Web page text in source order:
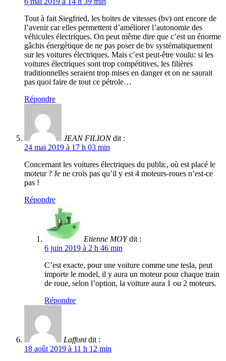
Tout à fait Siegfried, les boites de vitesses (bv) ont encore de
l’avenir car elles permettent d’améliorer l’autonomie des
véhicules électriques. On peut même dire que c’est un énorme
gâchis énergétique de ne pas poser de bv systématiquement
sur les voitures électriques. Mais c’est peut-être voulu: si les
voitures électriques sont trop compétitives, les filières
traditionnelles seraient trop mises en danger et on ne saurait
pas quoi faire de tout ce pétrole…
Répondre
JEAN FILION dit :
24 mai 2019 à 17 h 03 min
Concernant les voitures électriques du public, où est placé le
moteur ? Je ne crois pas qu’il y est 4 moteurs-roues n’est-ce
pas !
Répondre
Etienne MOY dit :
6 juin 2019 à 2 h 46 min
C’est exacte, pour une voiture comme une tesla, peut
importe le model, il y aura un moteur pour chaque train
de roue, selon l’option, la voiture aura 1 ou 2 moteurs.
Répondre
Laffont dit :
18 août 2019 à 11 h 12 min